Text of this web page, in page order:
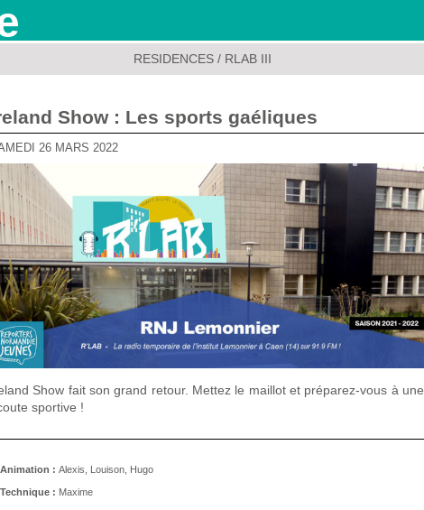
RESIDENCES/ RLAB III
Show : Les sports gaéliques
26 MARS 2022
Show fait son grand retour. Mettez le maillot et préparez-vous à une
sportive !
Animation : Alexis, Louison, Hugo
Technique : Maxime